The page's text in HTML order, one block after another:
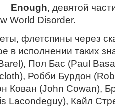
Enough, девятой
World Disorder.
флетспины через
в исполнении таких
Пол Бас (Paul
Робби Бурдон
Кован (John Cowan),
Lacondeguy), Кайл